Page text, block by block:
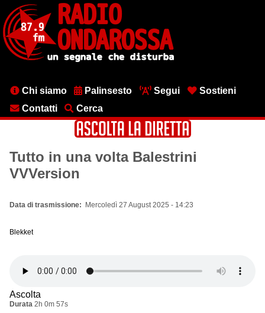
contenuto
principale
MenuChi siamo Palinsesto Segui
Sostieni
Contatti
Cerca
Tutto in una volta Balestrini
VVVersion
Data di trasmissione Mercoledì 27 August 2025 - 14:23
Blekket
Ascolta
Durata 2h 0m 57s